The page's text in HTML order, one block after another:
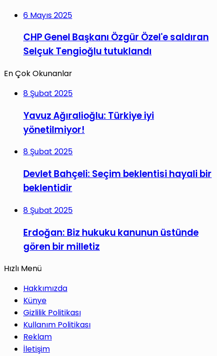
6 Mayıs 2025
CHP Genel Başkanı Özgür Özel'e saldıran
Selçuk Tengioğlu tutuklandı
En Çok Okunanlar
8 Şubat 2025
Yavuz Ağıralioğlu: Türkiye iyi
yönetilmiyor!
8 Şubat 2025
Devlet Bahçeli: Seçim beklentisi hayali bir
beklentidir
8 Şubat 2025
Erdoğan: Biz hukuku kanunun üstünde
gören bir milletiz
Hızlı Menü
Hakkımızda
Künye
Gizlilik Politikası
Kullanım Politikası
Reklam
İletişim